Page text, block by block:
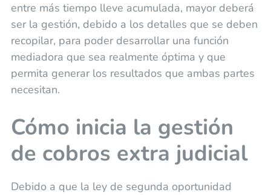
entre más tiempo lleve acumulada, mayor deberá
ser la gestión, debido a los detalles que se deben
recopilar, para poder desarrollar una función
mediadora que sea realmente óptima y que
permita generar los resultados que ambas partes
necesitan.
Cómo inicia la gestión
de cobros extra judicial
Debido a que la ley de segunda oportunidad